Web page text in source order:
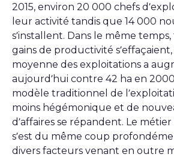
2015, environ 20 000 chefs
leur activité tandis que 14 000
s’installent. Dans le même
gains de productivité
moyenne des exploitations a
aujourd’hui contre 42 ha en 2000
modèle traditionnel de
moins hégémonique et de
d’affaires se répandent. Le
s’est du même coup
divers facteurs venant en outre